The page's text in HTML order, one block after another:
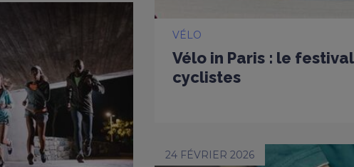
VÉLO
Vélo in Paris : le
cyclistes
24 FÉVRIER 2026